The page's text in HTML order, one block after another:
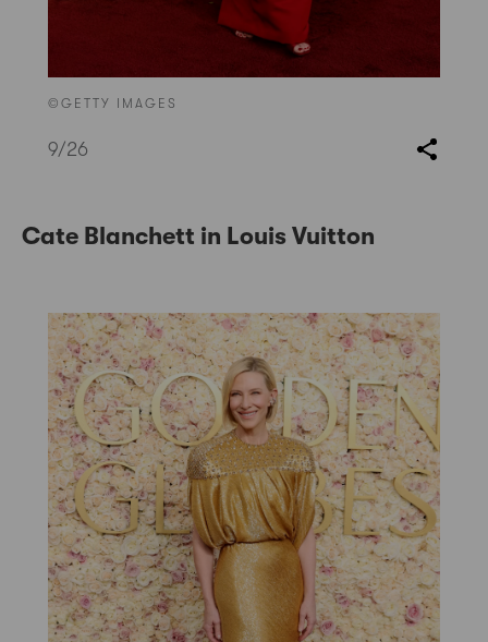
©GETTY IMAGES
9/26
Cate Blanchett in Louis Vuitton